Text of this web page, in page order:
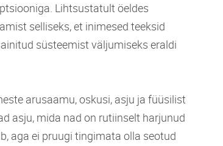
Lihtsustatult öeldes
selliseks, et inimesed teeksid
süsteemist väljumiseks eraldi
arusaamu, oskusi, asju ja füüsilist
asju, mida nad on rutiinselt harjunud
aga ei pruugi tingimata olla seotud